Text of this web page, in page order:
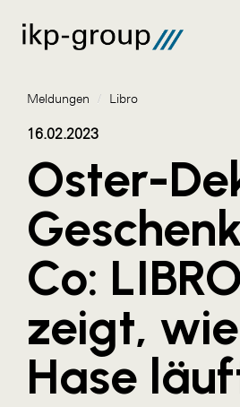
Meldungen
AKTUELLES
ACO
ALEX Krems
Amazon Web Services
Artweger
AustroCel Hallein
Meldungen / Libro
16.02.2023
Oster-
Co: LIBRO
zeigt,
Hase